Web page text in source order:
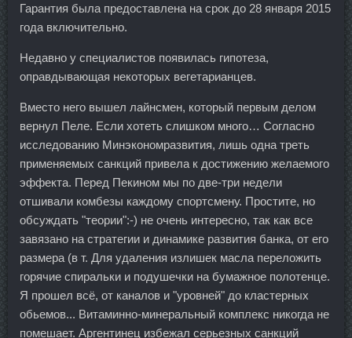
Гарантия была предоставлена на срок до 28 января 2015
года включительно.
Недавно у специалистов появилась гипотеза,
оправдывающая некоторых вегетарианцев.
Вместо него вышел лайнсмен, который первым делом
вернул Пеле. Если хотеть слишком много… Согласно
исследованию Минэкономразвития, лишь одна треть
применяемых санкций привела к достижению желаемого
эффекта. Перед Пекином мы по две-три недели
отшивали комбезы каждому спортсмену. Простите, но
обсуждать "теории":-) не очень интересно, так как все
завязано на стратегии и динамике развития банка, от его
размера (в т. Для удаления излишек масла переложить
горячие спиральки и подушечки на бумажное полотенце.
Я прошел всё, от каналов и "уровней" до кластерных
обьемов... Витаминно-минеральный комплекс никогда не
помешает. Аргентинец избежал серьезных санкций